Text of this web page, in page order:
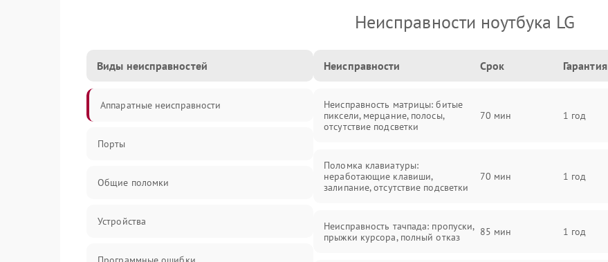
Неисправности ноутбука LG
Виды неисправностей
Аппаратные неисправности
Порты
Общие поломки
Устройства
Неисправности Срок Гарантия
Неисправность матрицы: битые
пиксели, мерцание, полосы,
отсутствие подсветки
70 мин 1 год
Поломка клавиатуры:
неработающие клавиши,
залипание, отсутствие подсветки
70 мин 1 год
Неисправность тачпада: пропуски,
прыжки курсора, полный отказ
85 мин 1 год